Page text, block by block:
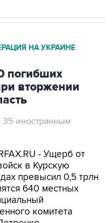
НА УКРАИНЕ
погибших
вторжении
иностранным
- Ущерб от
в Курскую
превысил 0,5 трлн
640 местных
комитета